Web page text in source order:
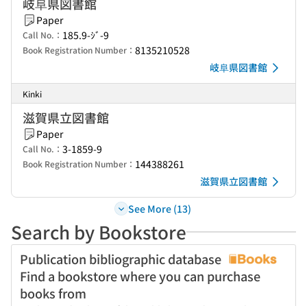
Paper
Call No.： 185.9-ｼﾞ-9
Book Registration Number： 8135210528
岐阜県図書館
Kinki
滋賀県立図書館
Paper
Call No.： 3-1859-9
Book Registration Number： 144388261
滋賀県立図書館
See More (13)
Search by Bookstore
Publication bibliographic database
Find a bookstore where you can purchase
books from